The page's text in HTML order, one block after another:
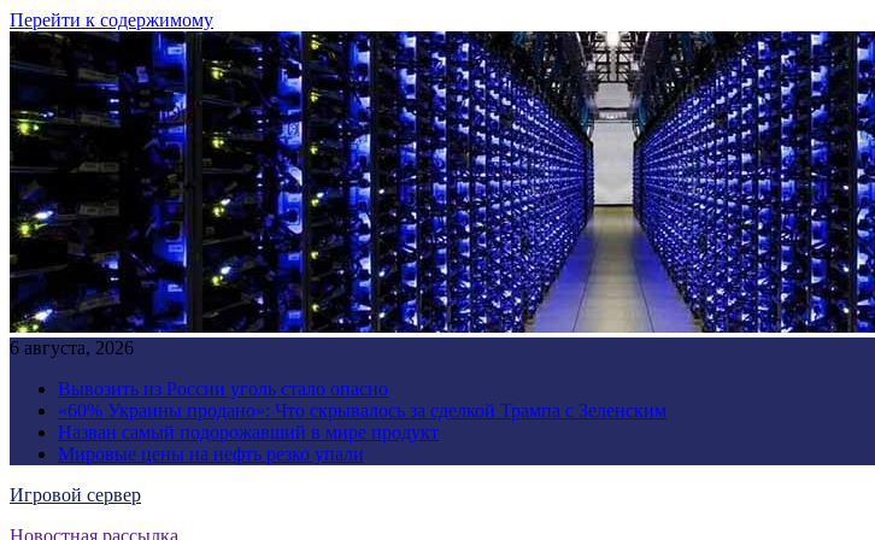
Перейти к содержимому
6 августа, 2026
Вывозить из России уголь стало опасно
«60% Украины продано»: Что скрывалось за сделкой Трампа с Зеленским
Назван самый подорожавший в мире продукт
Мировые цены на нефть резко упали
Игровой сервер
Новостная рассылка